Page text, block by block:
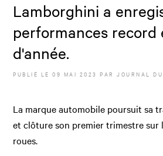
Lamborghini a
performances record
d'année.
PUBLIÉ LE09 MAI 2023 PAR JOURNAL
La marque automobile poursuit sa
et clôture son premier trimestre sur
roues.